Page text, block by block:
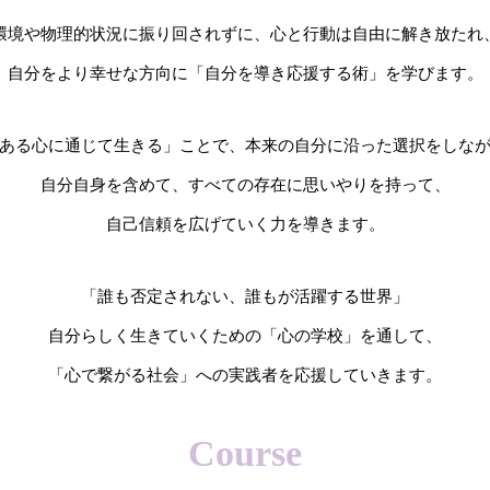
境や物理的状況に振り回されずに、心と行動は自由に解き放たれ、
自分をより幸せな方向に「自分を導き応援する術」を学びます。
る心に通じて生きる」ことで、本来の自分に沿った選択をしなが
自分自身を含めて、すべての存在に思いやりを持って、
自己信頼を広げていく力を導きます。
「誰も否定されない、誰もが活躍する世界」
自分らしく生きていくための「心の学校」を通して、
「心で繋がる社会」への実践者を応援していきます。
Course